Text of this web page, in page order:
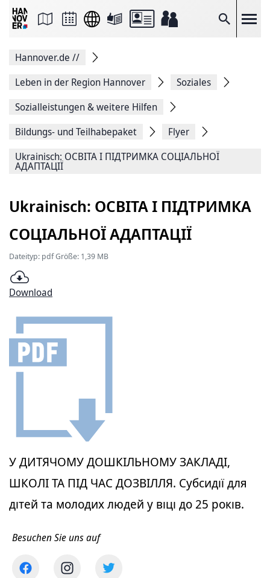
Suche
Seite
Facebook
teilen
Seitenlink
Seite
Hannover.de //
Leben in der Region Hannover
Soziales
Sozialleistungen & weitere Hilfen
Bildungs- und Teilhabepaket
Flyer
Ukrainisch: ОСВІТА І ПІДТРИМКА СОЦІАЛЬНОЇ
АДАПТАЦІЇ
Ukrainisch: ОСВІТА І ПІДТРИМКА
СОЦІАЛЬНОЇ АДАПТАЦІЇ
Dateityp: pdf Größe: 1,39 MB
Download
У ДИТЯЧОМУ ДОШКІЛЬНОМУ ЗАКЛАДІ,
ШКОЛІ ТА ПІД ЧАС ДОЗВІЛЛЯ. Субсидії для
дітей та молодих людей у віці до 25 років.
Besuchen Sie uns auf